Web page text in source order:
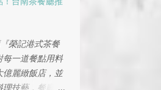
1
1
榮記港式茶餐
一道餐點用料
麗緻飯店，並
技藝，餐廳堅